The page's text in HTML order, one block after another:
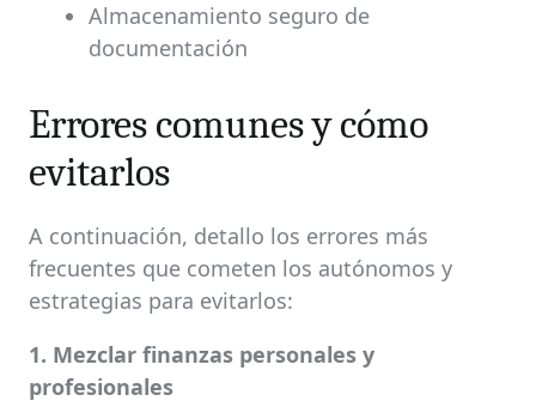
Almacenamiento seguro de
documentación
Errores comunes y cómo
evitarlos
A continuación, detallo los errores más
frecuentes que cometen los autónomos y
estrategias para evitarlos:
1. Mezclar finanzas personales y
profesionales